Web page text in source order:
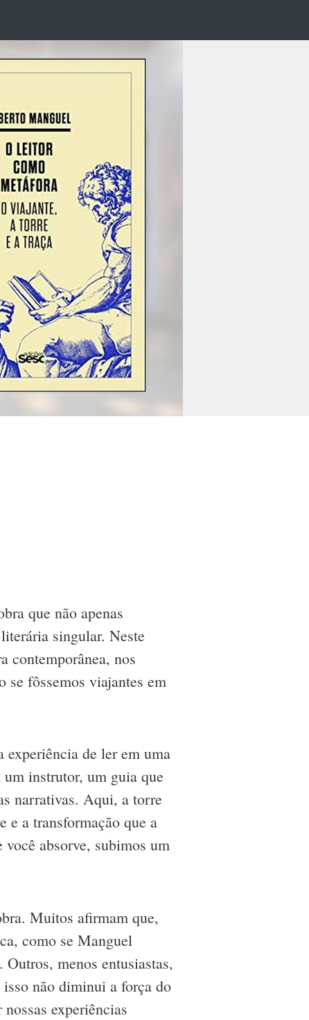
que não apenas
singular. Neste
contemporânea, nos
fôssemos viajantes em
de ler em uma
instrutor, um guia que
narrativas. Aqui, a torre
e a transformação que a
você absorve, subimos um
Muitos afirmam que,
como se Manguel
menos entusiastas,
não diminui a força do
experiências